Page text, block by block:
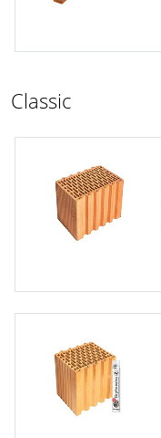
Classic